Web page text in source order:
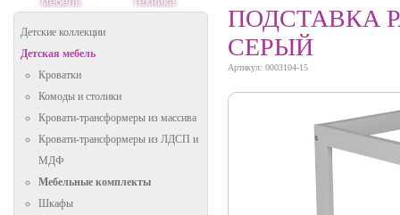
Детские коллекции
Детская мебель
Кроватки
Комоды и столики
Кровати-трансформеры из массива
Кровати-трансформеры из ЛДСП и
МДФ
Мебельные комплекты
Шкафы
ПОДСТАВКА
СЕРЫЙ
Артикул: 0003104-15